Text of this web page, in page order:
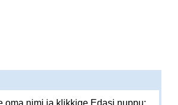
oma nimi ja klikkige Edasi nuppu: